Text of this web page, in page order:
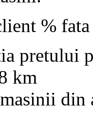
%
pretului
km
din